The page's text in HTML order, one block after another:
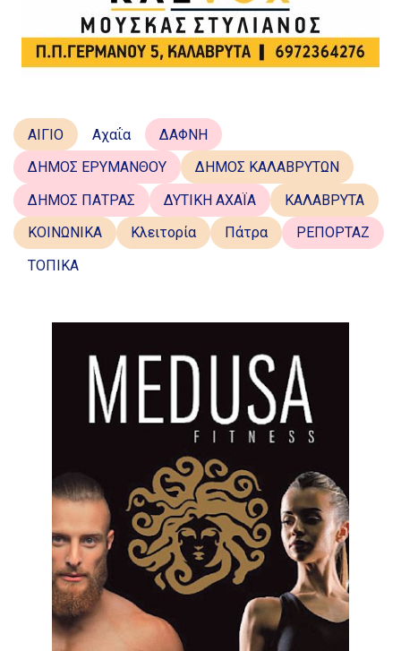
ΑΙΓΙΟ Αχαΐα
ΔΑΦΝΗ
ΔΗΜΟΣ ΕΡΥΜΑΝΘΟΥ
ΔΗΜΟΣ ΚΑΛΑΒΡΥΤΩΝ
ΔΗΜΟΣ ΠΑΤΡΑΣ
ΔΥΤΙΚΗ ΑΧΑΪΑ
ΚΑΛΑΒΡΥΤΑ
ΚΟΙΝΩΝΙΚΑ
Κλειτορία Πάτρα
ΡΕΠΟΡΤΑΖ
ΤΟΠΙΚΑ